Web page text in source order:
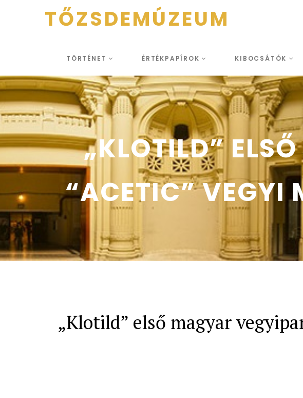
TŐZSDEMÚZEUM
TÖRTÉNET ÉRTÉKPAPÍROK KIBOCSÁTÓK
„KLOTILD”
“ACETIC” VEGYI
„Klotild” első magyar